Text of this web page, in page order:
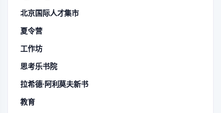
北京国际人才集市
夏令营
工作坊
思考乐书院
拉希德·阿利莫夫新书
教育